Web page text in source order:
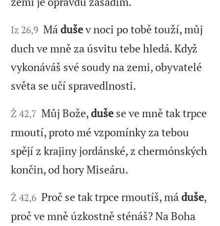
Iz 26,9 Má dušev noci po tobě touží, můj
duch ve mně za úsvitu tebe hledá. Když
vykonáváš své soudy na zemi, obyvatelé
světa se učí spravedlnosti.
Ž 42,7 Můj Bože, duše se ve mně tak trpce
rmoutí, proto mé vzpomínky za tebou
spějí z krajiny jordánské, z chermónských
končin, od hory Miseáru.
Ž 42,6 Proč se tak trpce rmoutíš, má duše,
proč ve mně úzkostně sténáš? Na Boha